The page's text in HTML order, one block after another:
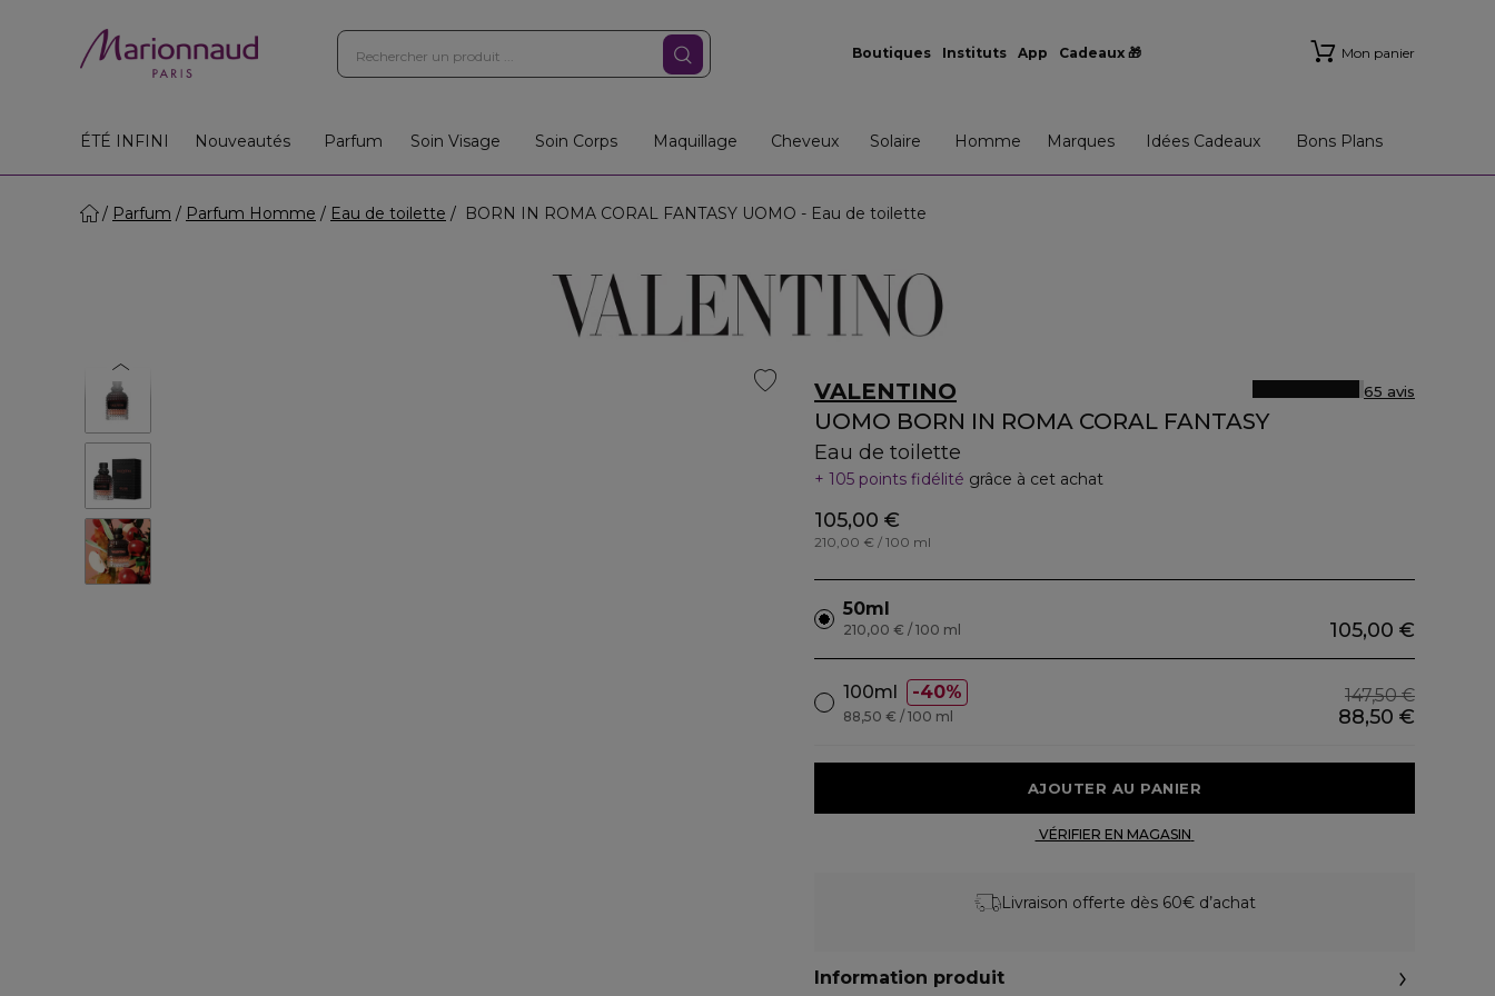
Boutiques Instituts App Cadeaux 🎁 Mon panier
ÉTÉ INFINI Nouveautés Parfum Soin Visage Soin Corps Maquillage Cheveux Solaire Homme Marques Idées Cadeaux Bons Plans
Parfum Parfum Homme Eau de toilette BORN IN ROMA CORAL FANTASY UOMO - Eau de toilette
VALENTINO
UOMO BORN IN ROMA CORAL FANTASY
Eau de toilette
65 avis
105 points fidélité grâce à cet achat
105,00 €
210,00 € / 100 ml
50ml
105,00 €
210,00 € / 100 ml
100ml 40% 147,50 €
88,50 €
88,50 € / 100 ml
Livraison offerte dès 60€ d’achat
Information produit